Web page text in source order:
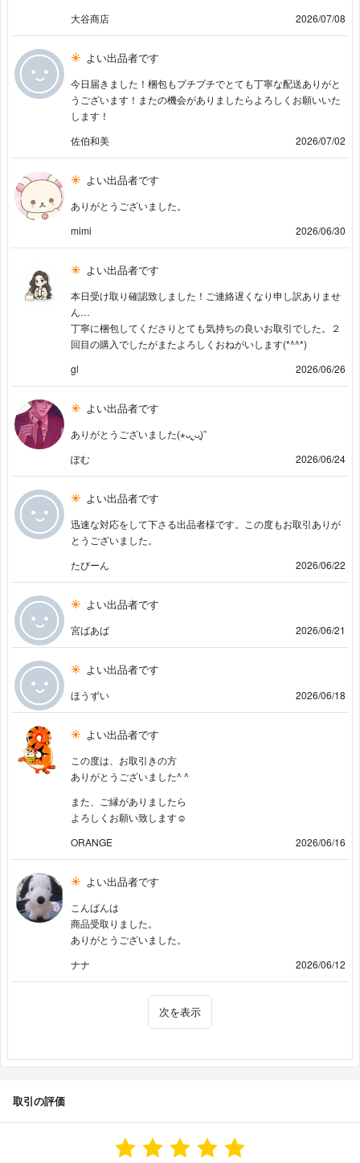
大谷商店 2026/07/08
よい出品者です
今日届きました！梱包もプチプチでとても丁寧な配送ありがと
うございます！またの機会がありましたらよろしくお願いいた
します！
佐伯和美
2026/07/02
よい出品者です
ありがとうございました。
mimi
2026/06/30
よい出品者です
本日受け取り確認致しました！ご連絡遅くなり申し訳ありませ
ん…
丁寧に梱包してくださりとても気持ちの良いお取引でした。２
回目の購入でしたがまたよろしくおねがいします(*^^*)
gl
2026/06/26
よい出品者です
ありがとうございました(⋆ᴗ͈ˬᴗ͈)”
ぽむ
2026/06/24
よい出品者です
迅速な対応をして下さる出品者様です。この度もお取引ありが
とうございました。
たびーん
2026/06/22
よい出品者です
宮ばあば 2026/06/21
よい出品者です
ほうずい 2026/06/18
よい出品者です
この度は、お取引きの方
ありがとうございました^ ^
また、ご縁がありましたら
よろしくお願い致します☺︎
ORANGE
2026/06/16
よい出品者です
こんばんは
商品受取りました。
ありがとうございました。
ナナ
2026/06/12
次を表示
取引の評価